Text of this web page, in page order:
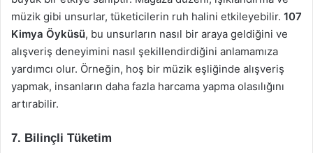
müzik gibi unsurlar, tüketicilerin ruh halini etkileyebilir. 107
Kimya Öyküsü, bu unsurların nasıl bir araya geldiğini ve
alışveriş deneyimini nasıl şekillendirdiğini anlamamıza
yardımcı olur. Örneğin, hoş bir müzik eşliğinde alışveriş
yapmak, insanların daha fazla harcama yapma olasılığını
artırabilir.
7. Bilinçli Tüketim